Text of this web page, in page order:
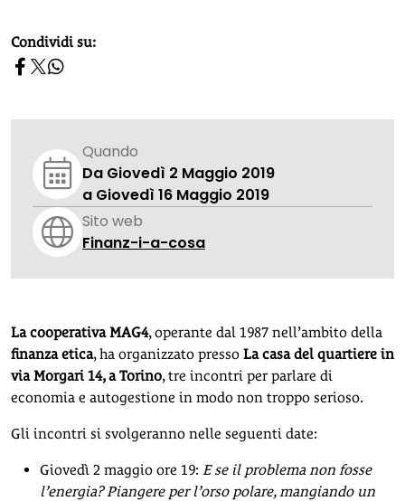
homepage h2
Condividi su:
Quando
Da Giovedì 2 Maggio 2019
a Giovedì 16 Maggio 2019
Sito web
Finanz-i-a-cosa
La cooperativa MAG4, operante dal 1987 nell’ambito della
finanza etica, ha organizzato presso La casa del quartiere in
via Morgari 14, a Torino, tre incontri per parlare di
economia e autogestione in modo non troppo serioso.
Gli incontri si svolgeranno nelle seguenti date:
Giovedì 2 maggio ore 19: E se il problema non fosse
l’energia? Piangere per l’orso polare, mangiando un